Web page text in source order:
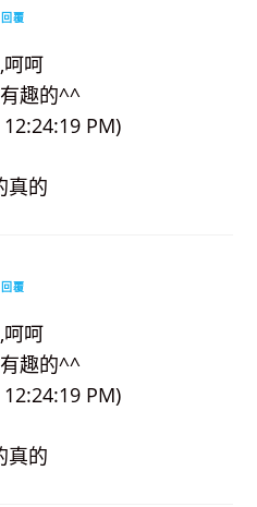
回覆
呵
趣的^^
PM)
真的
回覆
呵
趣的^^
PM)
真的